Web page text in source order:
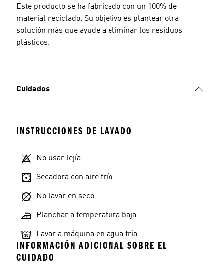
Este producto se ha fabricado con un 100% de
material reciclado. Su objetivo es plantear otra
solución más que ayude a eliminar los residuos
plásticos.
Cuidados
INSTRUCCIONES DE LAVADO
No usar lejía
Secadora con aire frío
No lavar en seco
Planchar a temperatura baja
Lavar a máquina en agua fría
INFORMACIÓN ADICIONAL SOBRE EL
CUIDADO